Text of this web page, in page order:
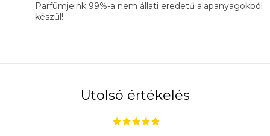
Parfümjeink 99%-a nem állati eredetű alapanyagokból
készül!
Utolsó értékelés